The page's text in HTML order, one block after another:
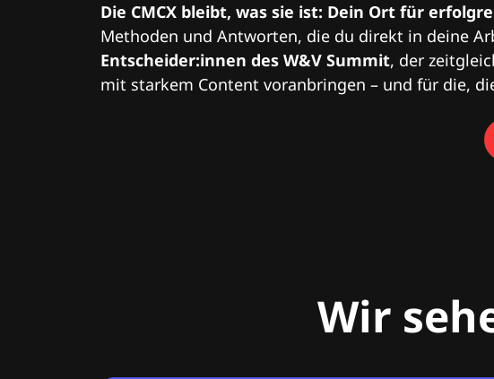
Die CMCX bleibt, was sie ist: Dein Ort für
Methoden und Antworten, die du direkt in deine
Entscheider:innen des W&V Summit, der
mit starkem Content voranbringen – und für die,
Wir